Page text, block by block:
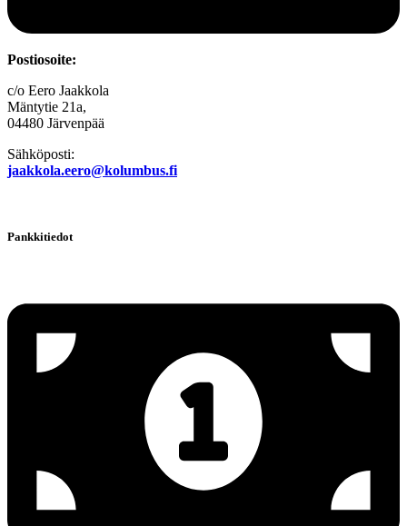
Postiosoite:
c/o Eero Jaakkola
Mäntytie 21a,
04480 Järvenpää
Sähköposti:
jaakkola.eero@kolumbus.fi
Pankkitiedot